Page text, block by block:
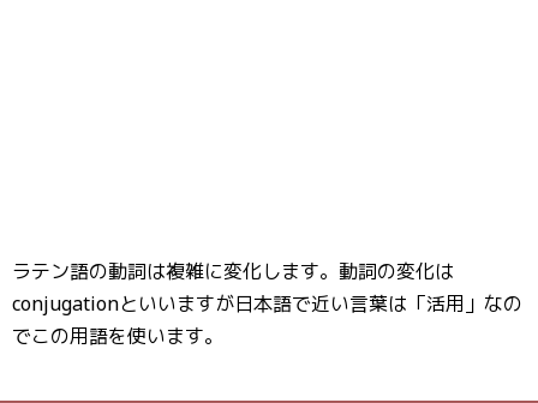
ラテン語の動詞は複雑に変化します。動詞の変化は
conjugationといいますが日本語で近い言葉は「活用」なの
でこの用語を使います。